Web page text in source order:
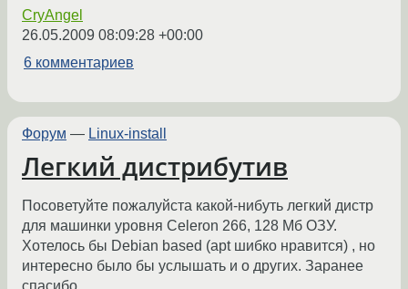
CryAngel
26.05.2009 08:09:28 +00:00
6 комментариев
Форум — Linux-install
Легкий дистрибутив
Посоветуйте пожалуйста какой-нибуть легкий дистр
для машинки уровня Celeron 266, 128 Мб ОЗУ.
Хотелось бы Debian based (apt шибко нравится) , но
интересно было бы услышать и о других. Заранее